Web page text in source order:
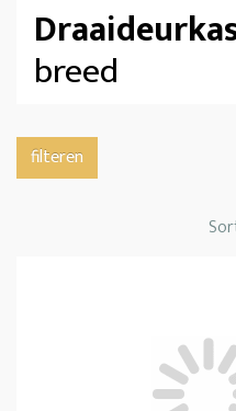
breed
filteren